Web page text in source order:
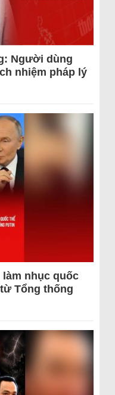
Người dùng
nhiệm pháp lý
nhục quốc
Tổng thống